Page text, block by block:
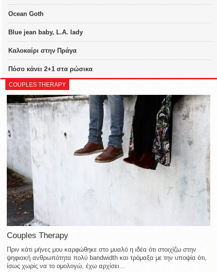
Ocean Goth
Blue jean baby, L.A. lady
Καλοκαίρι στην Πράγα
Πόσο κάνει 2+1 στα ρώσικα
COUPLES THERAPY
Couples Therapy
Πριν κάτι μήνες μου καρφώθηκε στο μυαλό η ιδέα ότι στοιχίζω στην
ψηφιακή ανθρωπότητα πολύ bandwidth και τρόμαξα με την υποψία ότι,
ίσως χωρίς να το ομολογώ, έχω αρχίσει...